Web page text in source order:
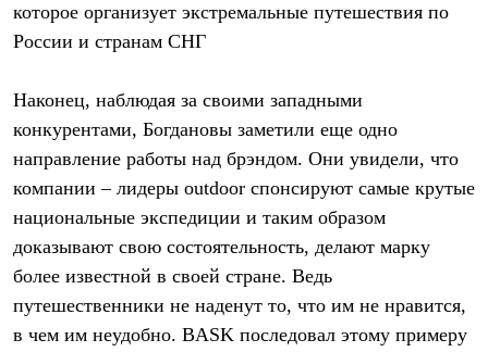
которое организует экстремальные путешествия по
России и странам СНГ
Наконец, наблюдая за своими западными
конкурентами, Богдановы заметили еще одно
направление работы над брэндом. Они увидели, что
компании – лидеры outdoor спонсируют самые крутые
национальные экспедиции и таким образом
доказывают свою состоятельность, делают марку
более известной в своей стране. Ведь
путешественники не наденут то, что им не нравится,
в чем им неудобно. BASK последовал этому примеру